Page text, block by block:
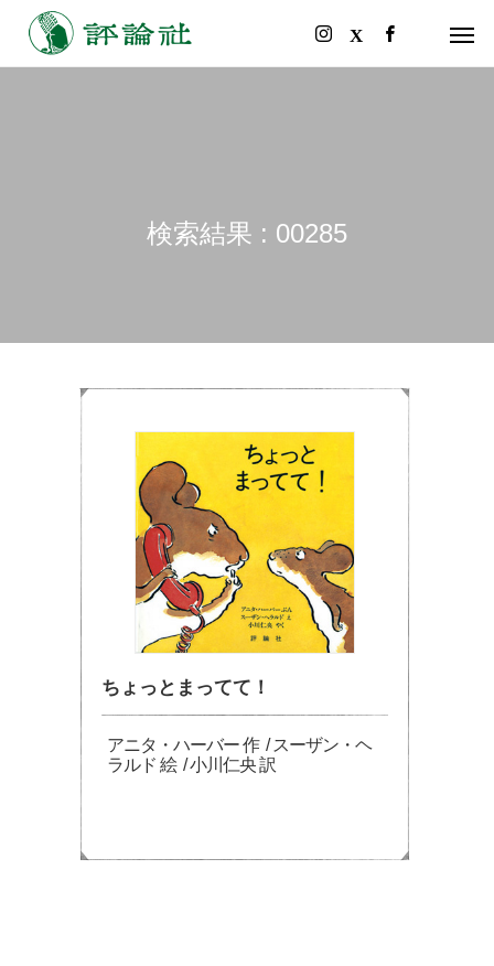
検索結果 : 00285
ちょっとまってて！
アニタ・ハーバー 作 / スーザン・ヘ
ラルド 絵 / 小川仁央 訳